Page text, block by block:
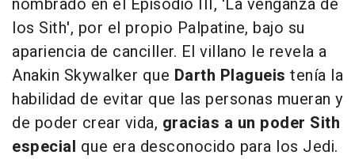
los Sith', por el propio Palpatine, bajo su
apariencia de canciller. El villano le revela a
Anakin Skywalker que Darth Plagueis tenía la
habilidad de evitar que las personas mueran y
de poder crear vida, gracias a un poder Sith
especial que era desconocido para los Jedi.